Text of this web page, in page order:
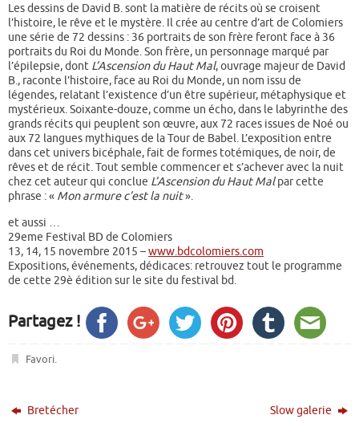
Les dessins de David B. sont la matière de récits où se croisent
l’histoire, le rêve et le mystère. Il crée au centre d’art de Colomiers
une série de 72 dessins : 36 portraits de son frère feront face à 36
portraits du Roi du Monde. Son frère, un personnage marqué par
l’épilepsie, dont L’Ascension du Haut Mal, ouvrage majeur de David
B., raconte l’histoire, face au Roi du Monde, un nom issu de
légendes, relatant l’existence d’un être supérieur, métaphysique et
mystérieux. Soixante-douze, comme un écho, dans le labyrinthe des
grands récits qui peuplent son œuvre, aux 72 races issues de Noé ou
aux 72 langues mythiques de la Tour de Babel. L’exposition entre
dans cet univers bicéphale, fait de formes totémiques, de noir, de
rêves et de récit. Tout semble commencer et s’achever avec la nuit
chez cet auteur qui conclue L’Ascension du Haut Malpar cette
phrase : « Mon armure c’est la nuit».
et aussi …
29eme Festival BD de Colomiers
13, 14, 15 novembre 2015 –www.bdcolomiers.com
Expositions, événements, dédicaces: retrouvez tout le programme
de cette 29è édition sur le site du festival bd.
Partagez !
Favori.
Bretécher Slow galerie